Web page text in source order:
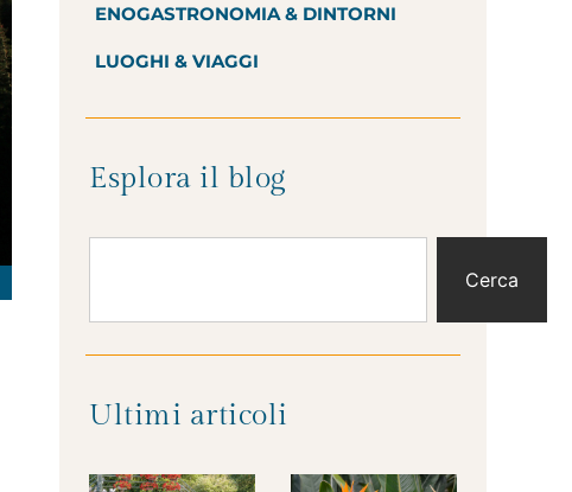
ENOGASTRONOMIA & DINTORNI
LUOGHI & VIAGGI
Esplora il blog
Cerca
Ultimi articoli